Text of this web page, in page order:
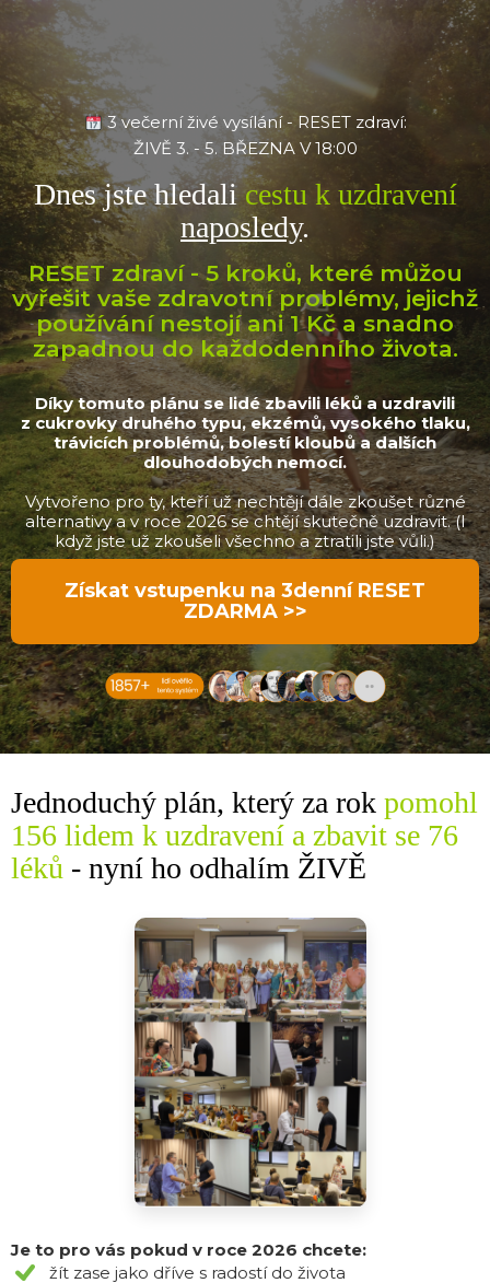
3 večerní živé vysílání - RESET zdraví:
ŽIVĚ 3. - 5. BŘEZNA V 18:00
Dnes jste hledalicestu k uzdravení
naposledy.
RESET zdraví - 5 kroků, které můžou
vyřešit vaše zdravotní problémy, jejichž
používání nestojí ani 1 Kč a snadno
zapadnou do každodenního života.
Díky tomuto plánu se lidé zbavili léků a uzdravili
z cukrovky druhého typu, ekzémů, vysokého tlaku,
trávicích problémů, bolestí kloubů a dalších
dlouhodobých nemocí.
Vytvořeno pro ty, kteří už nechtějí dále zkoušet různé
alternativy a v roce 2026 se chtějí skutečně uzdravit. (I
když jste už zkoušeli všechno a ztratili jste vůli.)
Získat vstupenku na 3denní RESET
ZDARMA >>
Jednoduchý plán, který za rok pomohl
156 lidem k uzdravení a zbavit se 76
léků - nyní ho odhalím ŽIVĚ
Je to pro vás pokud v roce 2026 chcete:
žít zase jako dříve s radostí do života